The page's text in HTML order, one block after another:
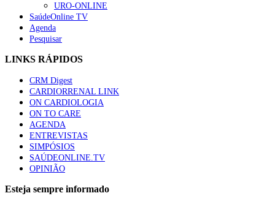
1.º Episódio do Podcast “Frequência Cardio – Sintoniza-
te na Insuficiência Cardíaca” da Bayer
Canábis medicinal e saúde mental
53 visualizações
MAIS NOTÍCIAS
URO-ONLINE
SaúdeOnline TV
Agenda
Pesquisar
LINKS RÁPIDOS
CRM Digest
CARDIORRENAL LINK
ON CARDIOLOGIA
ON TO CARE
AGENDA
ENTREVISTAS
SIMPÓSIOS
SAÚDEONLINE.TV
OPINIÃO
Esteja sempre informado